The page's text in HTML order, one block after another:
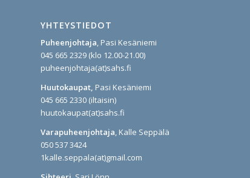
YHTEYSTIEDOT
Puheenjohtaja, Pasi Kesäniemi
045 665 2329 (klo 12.00-21.00)
puheenjohtaja(at)sahs.fi
Huutokaupat, Pasi Kesäniemi
045 665 2330 (iltaisin)
huutokaupat(at)sahs.fi
Varapuheenjohtaja, Kalle Seppälä
050 537 3424
1kalle.seppala(at)gmail.com